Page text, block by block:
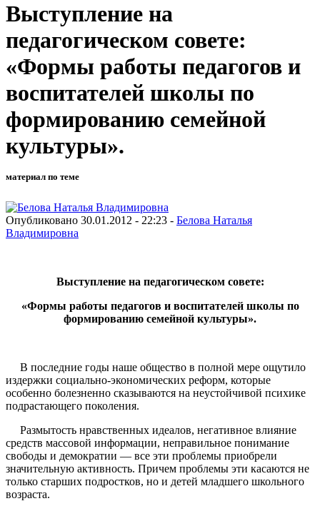
Выступление на
педагогическом совете:
«Формы работы педагогов и
воспитателей школы по
формированию семейной
культуры».
материал по теме
Опубликовано 30.01.2012 - 22:23 - Белова Наталья
Владимировна
Выступление на педагогическом совете:
«Формы работы педагогов и воспитателей школы по
формированию семейной культуры».
В последние годы наше общество в полной мере ощутило
издержки социально-экономических реформ, которые
особенно болезненно сказываются на неустойчивой психике
подрастающего поколения.
Размытость нравственных идеалов, негативное влияние
средств массовой информации, неправильное понимание
свободы и демократии — все эти проблемы приобрели
значительную активность. Причем проблемы эти касаются не
только старших подростков, но и детей младшего школьного
возраста.